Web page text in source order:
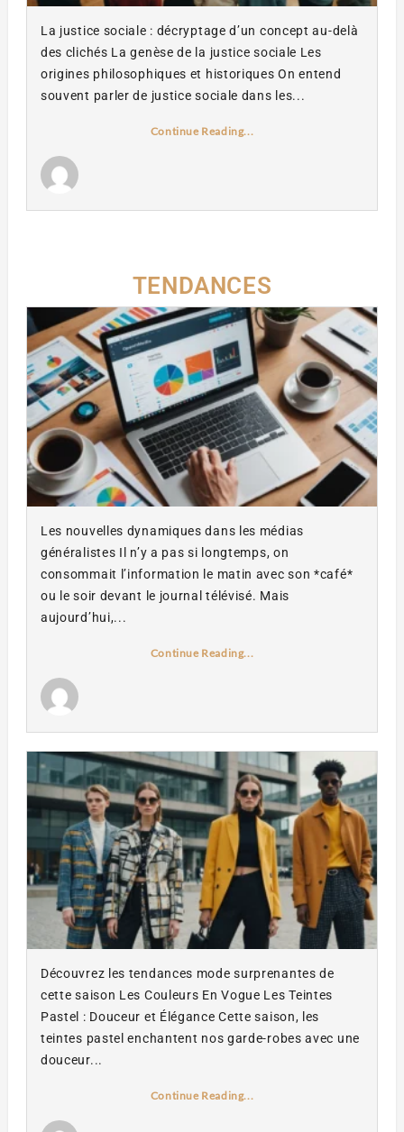
La justice sociale : décryptage d’un concept au-delà
des clichés La genèse de la justice sociale Les
origines philosophiques et historiques On entend
souvent parler de justice sociale dans les...
Continue Reading...
TENDANCES
Les nouvelles dynamiques dans les médias
généralistes Il n’y a pas si longtemps, on
consommait l’information le matin avec son *café*
ou le soir devant le journal télévisé. Mais
aujourd’hui,...
Continue Reading...
Découvrez les tendances mode surprenantes de
cette saison Les Couleurs En Vogue Les Teintes
Pastel : Douceur et Élégance Cette saison, les
teintes pastel enchantent nos garde-robes avec une
douceur...
Continue Reading...